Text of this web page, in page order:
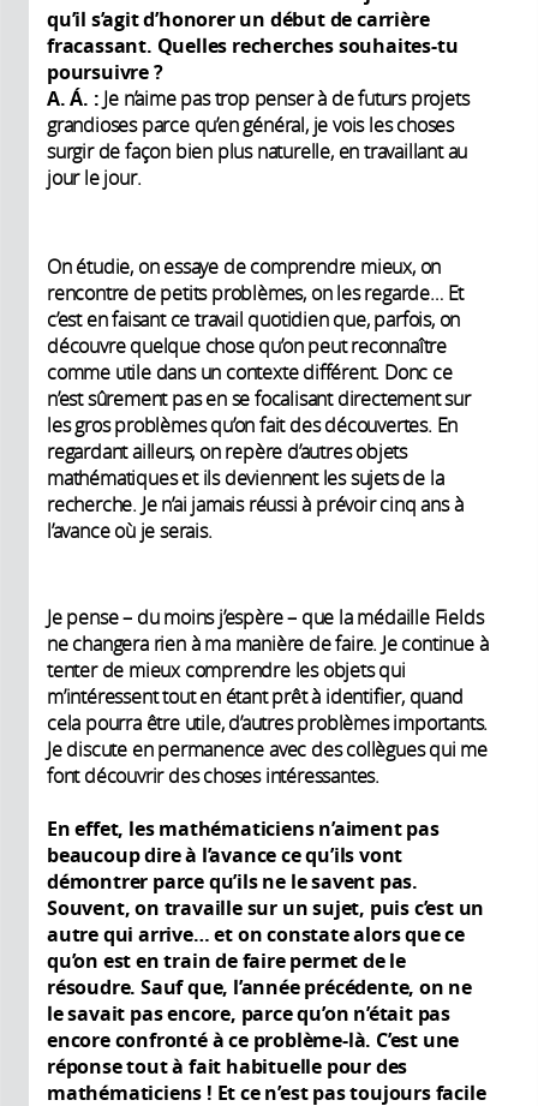
qu’il s’agit d’honorer un début de carrière
fracassant. Quelles recherches souhaites-tu
poursuivre?
A. Á. : Je n’aime pas trop penser à de futurs projets
grandioses parce qu’en général, je vois les choses
surgir de façon bien plus naturelle, en travaillant au
jour le jour.
On étudie, on essaye de comprendre mieux, on
rencontre de petits problèmes, on les regarde… Et
c’est en faisant ce travail quotidien que, parfois, on
découvre quelque chose qu’on peut reconnaître
comme utile dans un contexte différent. Donc ce
n’est sûrement pas en se focalisant directement sur
les gros problèmes qu’on fait des découvertes. En
regardant ailleurs, on repère d’autres objets
mathématiques et ils deviennent les sujets de la
recherche. Je n’ai jamais réussi à prévoir cinq ans à
l’avance où je serais.
Je pense – du moins j’espère – que la médaille Fields
ne changera rien à ma manière de faire. Je continue à
tenter de mieux comprendre les objets qui
m’intéressent tout en étant prêt à identifier, quand
cela pourra être utile, d’autres problèmes importants.
Je discute en permanence avec des collègues qui me
font découvrir des choses intéressantes.
En effet, les mathématiciens n’aiment pas
beaucoup dire à l’avance ce qu’ils vont
démontrer parce qu’ils ne le savent pas.
Souvent, on travaille sur un sujet, puis c’est un
autre qui arrive… et on constate alors que ce
qu’on est en train de faire permet de le
résoudre. Sauf que, l’année précédente, on ne
le savait pas encore, parce qu’on n’était pas
encore confronté à ce problème-là. C’est une
réponse tout à fait habituelle pour des
mathématiciens ! Et ce n’est pas toujours facile